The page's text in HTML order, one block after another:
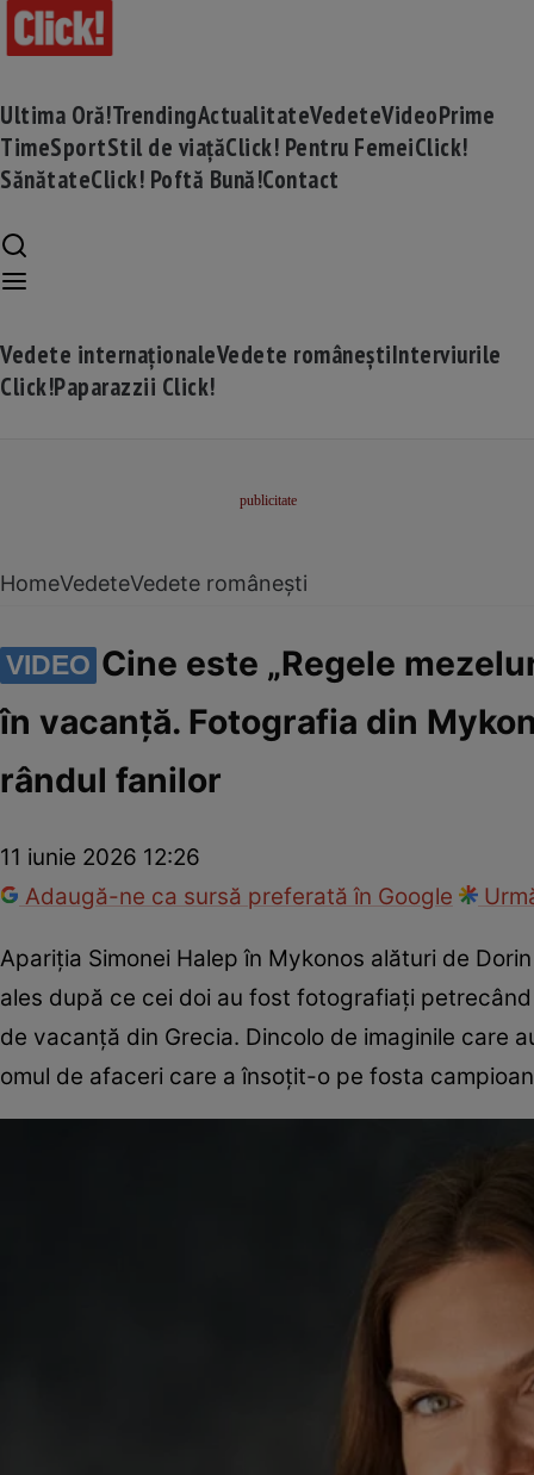
Ultima Oră!TrendingActualitateVedeteVideoPrime
TimeSportStil de viațăClick! Pentru FemeiClick!
SănătateClick! Poftă Bună!Contact
Vedete internaționaleVedete româneștiInterviurile
Click!Paparazzii Click!
HomeVedeteVedete românești
VIDEO Cine este „Regele
în vacanță. Fotografia din
rândul fanilor
11 iunie 2026 12:26
Adaugă-ne ca sursă preferată în Google
Apariția Simonei Halep în Mykonos alături de
ales după ce cei doi au fost fotografiați
de vacanță din Grecia. Dincolo de imaginile care
omul de afaceri care a însoțit-o pe fosta